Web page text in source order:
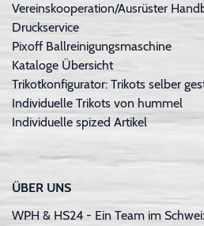
Vereinskooperation/Ausrüster
Druckservice
Pixoff Ballreinigungsmaschine
Kataloge Übersicht
Trikotkonfigurator: Trikots selber
Individuelle Trikots von hummel
Individuelle spized Artikel
ÜBER UNS
WPH & HS24 - Ein Team im